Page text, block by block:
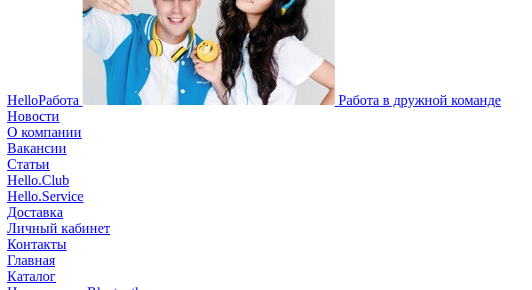
HelloРабота
Работа в дружной команде
Новости
О компании
Вакансии
Статьи
Hello.Club
Hello.Service
Доставка
Личный кабинет
Контакты
Главная
Каталог